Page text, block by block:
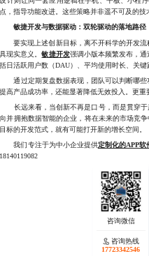
点，指导功能改进。这些策略并非遥不可及的
敏捷开发与数据驱动：双轮驱动的落地路径
要实现上述创新目标，离不开科学的开发流
具现实意义。敏捷开发强调小版本频繁发布，
括日活跃用户数（DAU）、平均使用时长、关
通过定期复盘数据表现，团队可以判断哪些
提高产品成功率，还能显著降低无效投入。更
长远来看，当创新不再是口号，而是贯穿于
向并拥抱数据智能的企业，将在未来的市场竞
目标的开发范式，就有可能打开新的增长空间。
我们专注于为中小企业提供定制化的APP软
18140119082
咨询热线
17723342546
咨询热线
17723342546